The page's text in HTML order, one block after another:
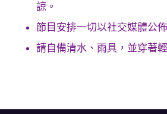
諒。
節目安排一切以社交媒體公
請自備清水、雨具，並穿著